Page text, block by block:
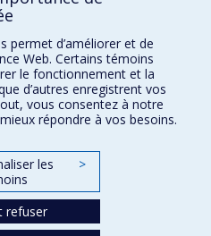
permet d’améliorer et de
Web. Certains témoins
le fonctionnement et la
d’autres enregistrent vos
vous consentez à notre
répondre à vos besoins.
les
>
refuser